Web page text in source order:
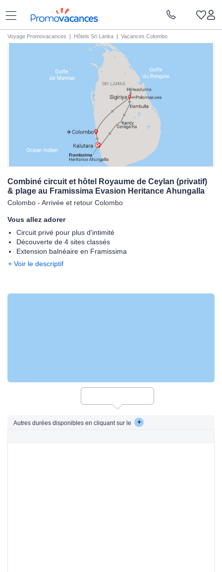
Voyage Promovacances | Hôtels Sri Lanka | Vacances Colombo
Combiné circuit et hôtel Royaume de Ceylan (privatif)
& plage au Framissima Evasion Heritance Ahungalla
Colombo - Arrivée et retour Colombo
Vous allez adorer
Circuit privé pour plus d'intimité
Découverte de 4 sites classés
Extension balnéaire en Framissima
+ Voir le descriptif
Autres durées disponibles en cliquant sur le +